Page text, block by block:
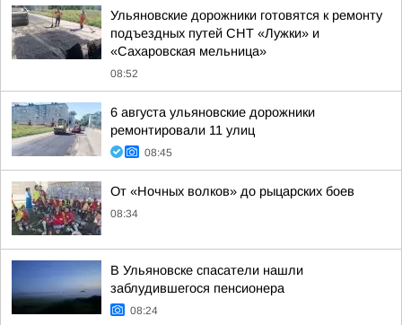
Ульяновские дорожники готовятся к ремонту
подъездных путей СНТ «Лужки» и
«Сахаровская мельница»
08:52
6 августа ульяновские дорожники
ремонтировали 11 улиц
08:45
От «Ночных волков» до рыцарских боев
08:34
В Ульяновске спасатели нашли
заблудившегося пенсионера
08:24